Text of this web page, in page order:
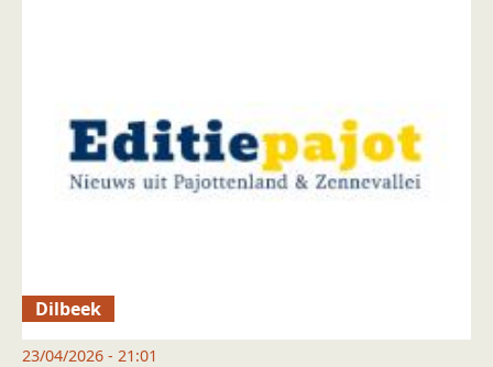
Dilbeek
23/04/2026 - 21:01